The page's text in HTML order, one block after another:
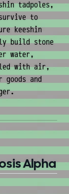
tadpoles,
to
keeshin
build stone
water,
with air,
and
Alpha